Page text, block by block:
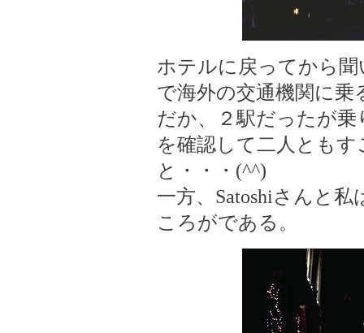
ホテルに戻ってから
で海外の交通機関に
だか、２駅だったが
を確認して二人とも
と・・・(^^)
一方、Satoshiさんと
ころがである。